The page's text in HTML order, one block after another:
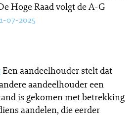
Hoge Raad volgt de A-G
07-2025
Een aandeelhouder stelt dat
aandeelhouder een
is gekomen met betrekking
aandelen, die eerder